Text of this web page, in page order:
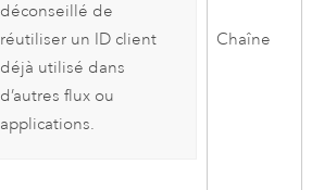
déconseillé de
réutiliser un ID client
déjà utilisé dans
d’autres flux ou
applications.
Chaîne